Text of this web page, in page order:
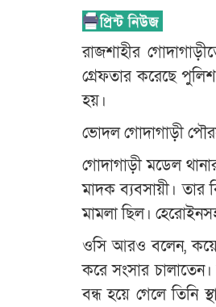
রাজশাহীর
গ্রেফতার করেছে
হয়।
ভোদল গোদাগাড়ী
গোদাগাড়ী মডেল
মাদক ব্যবসায়ী। তার
মামলা ছিল।
ওসি আরও বলেন,
করে সংসার
বন্ধ হয়ে গেলে তিনি